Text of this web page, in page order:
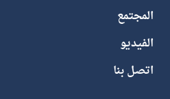
المجتمع
الفيديو
اتصل بنا